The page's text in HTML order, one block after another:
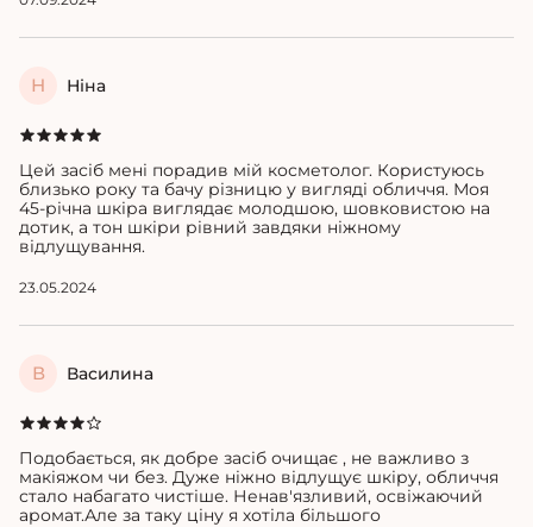
Н Ніна
Цей засіб мені порадив мій косметолог. Користуюсь
близько року та бачу різницю у вигляді обличчя. Моя
45-річна шкіра виглядає молодшою, шовковистою на
дотик, а тон шкіри рівний завдяки ніжному
відлущування.
23.05.2024
В Василина
Подобається, як добре засіб очищає , не важливо з
макіяжом чи без. Дуже ніжно відлущує шкіру, обличчя
стало набагато чистіше. Ненав'язливий, освіжаючий
аромат.Але за таку ціну я хотіла більшого